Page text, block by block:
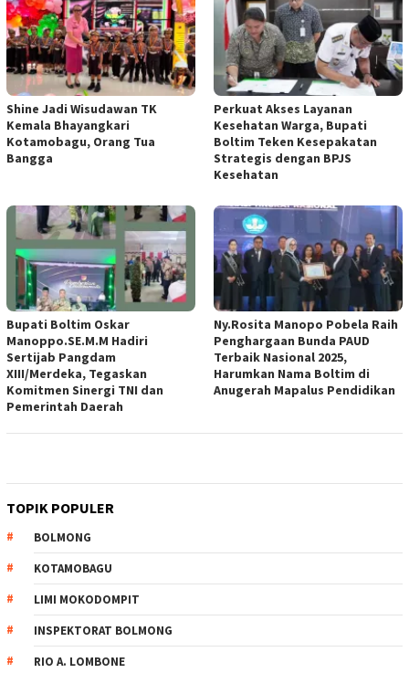
Shine Jadi Wisudawan TK
Kemala Bhayangkari
Kotamobagu, Orang Tua
Bangga
Perkuat Akses Layanan
Kesehatan Warga, Bupati
Boltim Teken Kesepakatan
Strategis dengan BPJS
Kesehatan
Bupati Boltim Oskar
Manoppo.SE.M.M Hadiri
Sertijab Pangdam
XIII/Merdeka, Tegaskan
Komitmen Sinergi TNI dan
Pemerintah Daerah
Ny.Rosita Manopo Pobela Raih
Penghargaan Bunda PAUD
Terbaik Nasional 2025,
Harumkan Nama Boltim di
Anugerah Mapalus Pendidikan
TOPIK POPULER
BOLMONG
KOTAMOBAGU
LIMI MOKODOMPIT
INSPEKTORAT BOLMONG
RIO A. LOMBONE